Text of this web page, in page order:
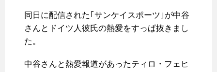
同日に配信された｢サンケイスポーツ｣が中谷
さんとドイツ人彼氏の熱愛をすっぱ抜きまし
た。
中谷さんと熱愛報道があったティロ・フェヒ